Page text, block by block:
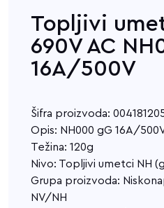
Topljivi
690V AC
16A/500V
Šifra proizvoda:
Opis: NH000 gG 16A/
Težina: 120g
Nivo: Topljivi umetci NH
Grupa proizvoda:
NV/NH